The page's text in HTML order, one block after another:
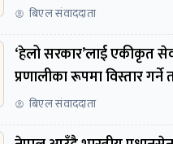
बिएल संवाददाता
‘हेलो सरकार’लाई एकीकृत
प्रणालीका रूपमा विस्तार गर्ने
बिएल संवाददाता